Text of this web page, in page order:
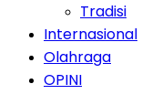
Tradisi
Internasional
Olahraga
OPINI